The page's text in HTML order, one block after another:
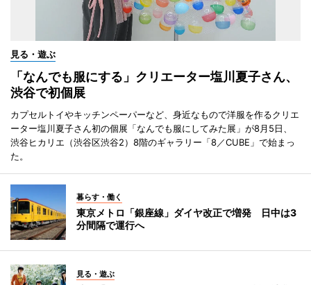
見る・遊ぶ
「なんでも服にする」クリエーター塩川夏子さん、
渋谷で初個展
カプセルトイやキッチンペーパーなど、身近なもので洋服を作るクリエ
ーター塩川夏子さん初の個展「なんでも服にしてみた展」が8月5日、
渋谷ヒカリエ（渋谷区渋谷2）8階のギャラリー「8／CUBE」で始まっ
た。
暮らす・働く
東京メトロ「銀座線」ダイヤ改正で増発 日中は3
分間隔で運行へ
見る・遊ぶ